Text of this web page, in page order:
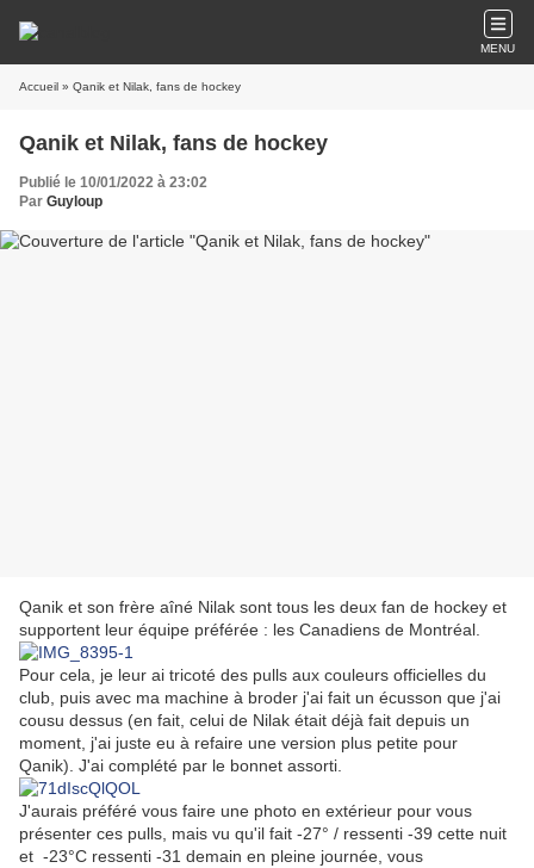
MENU
Accueil » Qanik et Nilak, fans de hockey
Qanik et Nilak, fans de hockey
Publié le 10/01/2022 à 23:02
Par Guyloup
Qanik et son frère aîné Nilak sont tous les deux fan de hockey et
supportent leur équipe préférée : les Canadiens de Montréal.
Pour cela, je leur ai tricoté des pulls aux couleurs officielles du
club, puis avec ma machine à broder j'ai fait un écusson que j'ai
cousu dessus (en fait, celui de Nilak était déjà fait depuis un
moment, j'ai juste eu à refaire une version plus petite pour
Qanik). J'ai complété par le bonnet assorti.
J'aurais préféré vous faire une photo en extérieur pour vous
présenter ces pulls, mais vu qu'il fait -27° / ressenti -39 cette nuit
et -23°C ressenti -31 demain en pleine journée, vous